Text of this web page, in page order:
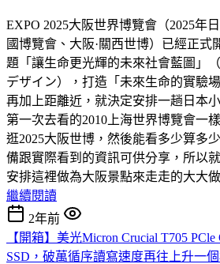
EXPO 2025大阪世界博覽會（2025年
國博覽會、大阪·關西世博）已經正式
題「讓生命更光輝的未來社會藍圖」
デザイン），打造「未來生命的實驗
再加上距離近，就決定安排一趟日本
第一次去看的2010上海世界博覽會一
逛2025大阪世博，然後能看多少算多
備跟實際看到的資訊可供分享，所以
安排這裡做為大阪景點來走走的大大
繼續閱讀
2年前
【開箱】美光Micron Crucial T705
SSD，破萬循序讀寫速度再往上升一